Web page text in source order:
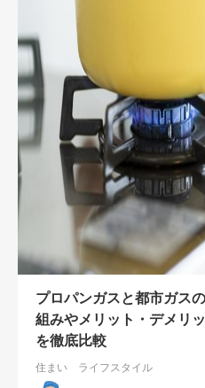
プロパンガスと都市ガス
組みやメリット・デメリ
を徹底比較
住まい ライフスタイル